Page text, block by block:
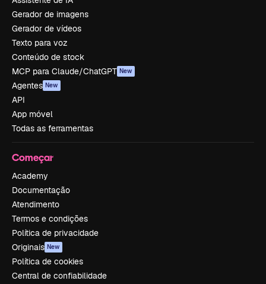
Gerador de imagens
Gerador de vídeos
Texto para voz
Conteúdo de stock
MCP para Claude/ChatGPT New
Agentes New
API
App móvel
Todas as ferramentas
Começar
Academy
Documentação
Atendimento
Termos e condições
Política de privacidade
Originais New
Política de cookies
Central de confiabilidade